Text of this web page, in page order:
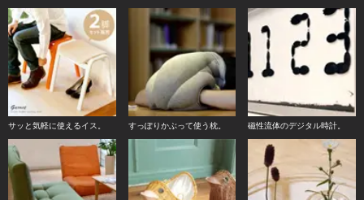
サッと気軽に使えるイス。 すっぽりかぶって使う枕。 磁性流体のデジタル時計。